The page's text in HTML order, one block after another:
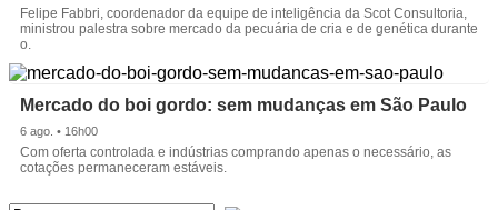
Felipe Fabbri, coordenador da equipe de inteligência da Scot Consultoria,
ministrou palestra sobre mercado da pecuária de cria e de genética durante
o.
Mercado do boi gordo: sem mudanças em São Paulo
6 ago. • 16h00
Com oferta controlada e indústrias comprando apenas o necessário, as
cotações permaneceram estáveis.